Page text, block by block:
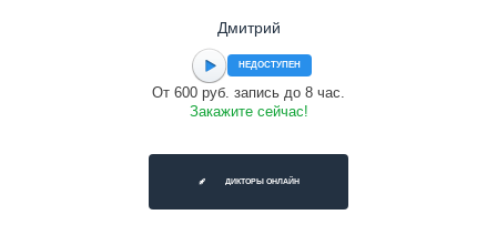
Дмитрий
НЕДОСТУПЕН
От 600 руб. запись до 8 час.
Закажите сейчас!
ДИКТОРЫ ОНЛАЙН